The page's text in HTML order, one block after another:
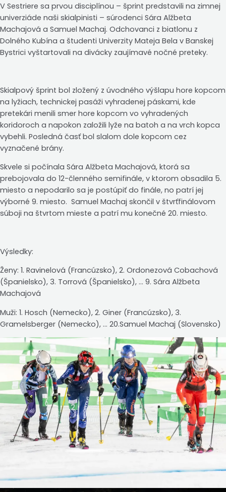
V Sestriere sa prvou disciplínou – šprint predstavili na zimnej
univerziáde naši skialpinisti – súrodenci Sára Alžbeta
Machajová a Samuel Machaj. Odchovanci z biatlonu z
Dolného Kubína a študenti Univerzity Mateja Bela v Banskej
Bystrici vyštartovali na divácky zaujímavé nočné preteky.
Skialpový šprint bol zložený z úvodného výšlapu hore kopcom
na lyžiach, technickej pasáži vyhradenej páskami, kde
pretekári menili smer hore kopcom vo vyhradených
koridoroch a napokon založili lyže na batoh a na vrch kopca
vybehli. Posledná časť bol slalom dole kopcom cez
vyznačené brány.
Skvele si počínala Sára Alžbeta Machajová, ktorá sa
prebojovala do 12-členného semifinále, v ktorom obsadila 5.
miesto a nepodarilo sa je postúpiť do finále, no patrí jej
výborné 9. miesto. Samuel Machaj skončil v štvrťfinálovom
súboji na štvrtom mieste a patrí mu konečné 20. miesto.
Výsledky:
Ženy: 1. Ravinelová (Francúzsko), 2. Ordonezová Cobachová
(Španielsko), 3. Torrová (Španielsko), … 9. Sára Alžbeta
Machajová
Muži: 1. Hosch (Nemecko), 2. Giner (Francúzsko), 3.
Gramelsberger (Nemecko), … 20.Samuel Machaj (Slovensko)